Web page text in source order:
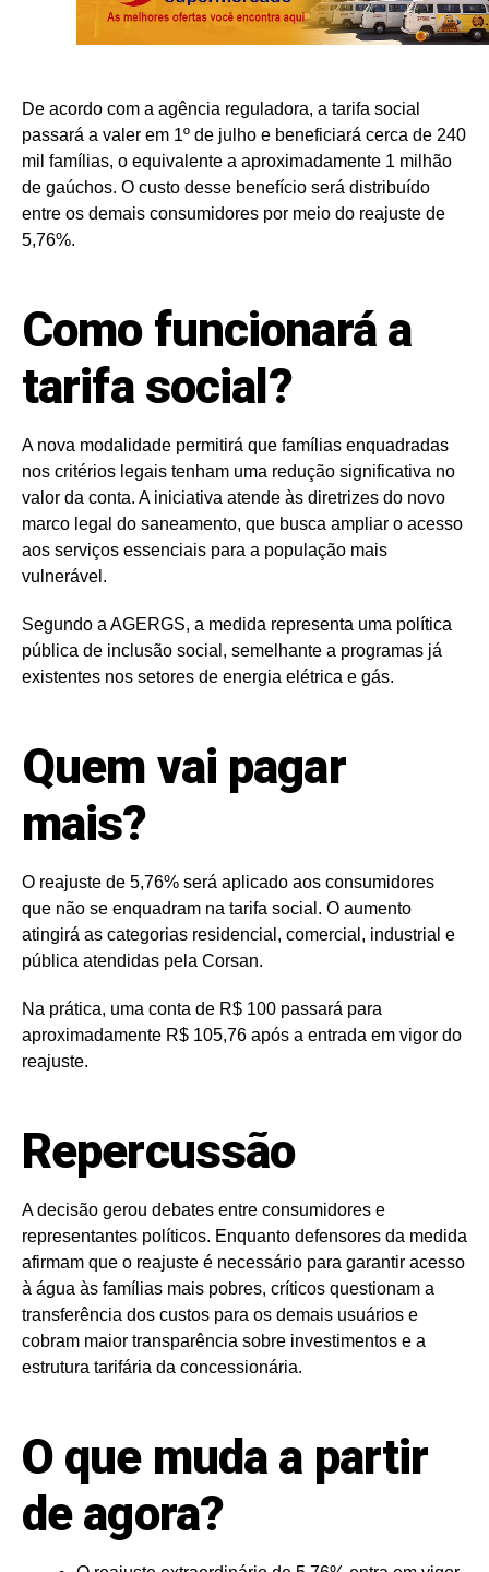
De acordo com a agência reguladora, a tarifa social
passará a valer em 1º de julho e beneficiará cerca de 240
mil famílias, o equivalente a aproximadamente 1 milhão
de gaúchos. O custo desse benefício será distribuído
entre os demais consumidores por meio do reajuste de
5,76%.
Como funcionará a
tarifa social?
A nova modalidade permitirá que famílias enquadradas
nos critérios legais tenham uma redução significativa no
valor da conta. A iniciativa atende às diretrizes do novo
marco legal do saneamento, que busca ampliar o acesso
aos serviços essenciais para a população mais
vulnerável.
Segundo a AGERGS, a medida representa uma política
pública de inclusão social, semelhante a programas já
existentes nos setores de energia elétrica e gás.
Quem vai pagar
mais?
O reajuste de 5,76% será aplicado aos consumidores
que não se enquadram na tarifa social. O aumento
atingirá as categorias residencial, comercial, industrial e
pública atendidas pela Corsan.
Na prática, uma conta de R$ 100 passará para
aproximadamente R$ 105,76 após a entrada em vigor do
reajuste.
Repercussão
A decisão gerou debates entre consumidores e
representantes políticos. Enquanto defensores da medida
afirmam que o reajuste é necessário para garantir acesso
à água às famílias mais pobres, críticos questionam a
transferência dos custos para os demais usuários e
cobram maior transparência sobre investimentos e a
estrutura tarifária da concessionária.
O que muda a partir
de agora?